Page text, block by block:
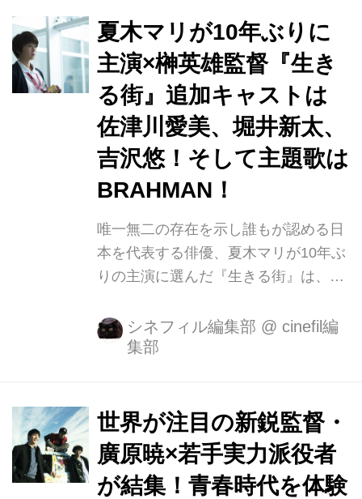
が集まり、それぞれの自主映画作品を
一気に上映しようというイベント。 3
年前、北池袋でスタートしてから、今
回が6回目の開催となり、東京国際映
画祭で開催は今回が初となる。 さら
に、いままでの「SHINPA」とは違
い、全員撮り下ろしの作品ということ
で、映画祭...
夏木マリが10年ぶりに
主演×榊英雄監督『生き
る街』追加キャストは
佐津川愛美、堀井新太、
吉沢悠！そして主題歌は
BRAHMAN！
唯一無二の存在を示し誰もが認める日
本を代表する俳優、夏木マリが10年ぶ
りの主演に選んだ『生きる街』は、宮
郷」が持つあたり前の普遍的な価値、
「生きる」「生き続ける」とは何かを
ながら『捨てがたき人々』『木屋町
DMARUMA』『アリーキャット』など
異色の長編映画を数多く手掛ける榊英
雄。 今回、追加キャストとして発表さ
シネフィル編集部 @ cinefil編
集部
世界が注目の新鋭監督・
廣原暁×若手実力派役者
が結集！青春時代を体験